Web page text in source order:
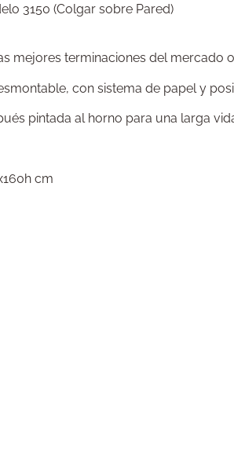
3150 (Colgar sobre Pared)
mejores terminaciones del mercado
con sistema de papel y
pintada al horno para una larga
cm